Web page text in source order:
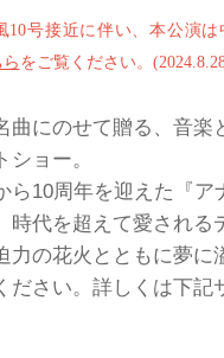
10号接近に伴い、本公演
らをご覧ください。
曲にのせて贈る、音楽
ョー。
ら10周年を迎えた『ア
時代を超えて愛される
力の花火とともに夢に
ださい。詳しくは下記